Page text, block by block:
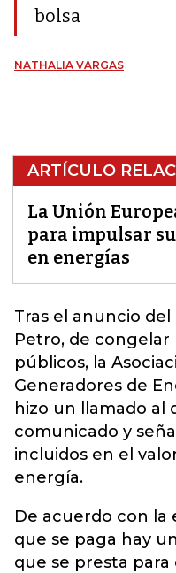
bolsa
NATHALIA VARGAS
ARTÍCULO
La Unión
para impulsar
en energías
Tras el anuncio
Petro, de congelar
públicos, la
Generadores de
hizo un llamado al
comunicado y
incluidos en el
energía.
De acuerdo con la
que se paga hay
que se presta